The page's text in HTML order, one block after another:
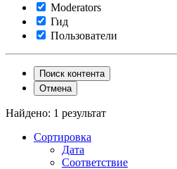
Moderators
Гид
Пользователи
Поиск контента
Отмена
Найдено: 1 результат
Сортировка
Дата
Соответствие